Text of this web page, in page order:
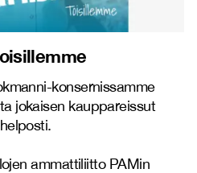
konsernissamme
jokaisen kauppareissut
ammattiliitto PAMin